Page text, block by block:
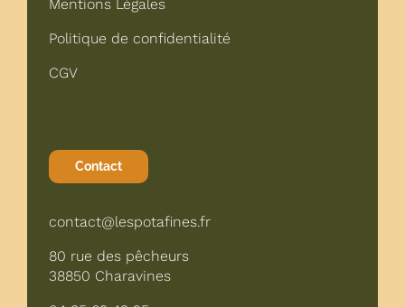
Mentions Légales
Politique de confidentialité
CGV
Contact
contact@lespotafines.fr
80 rue des pêcheurs
38850 Charavines